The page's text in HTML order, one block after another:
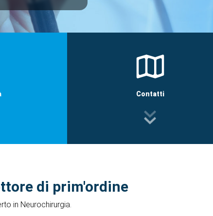
Contatti
di prim'ordine
in Neurochirurgia.